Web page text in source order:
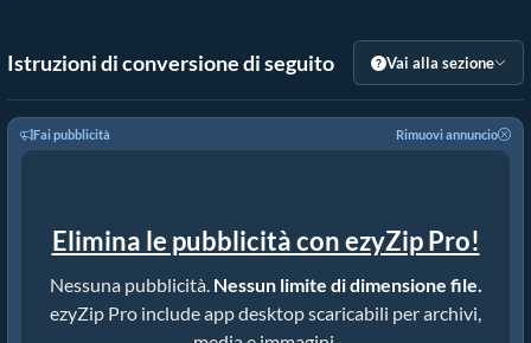
Istruzioni di conversione di seguito Vai alla sezione
Fai pubblicità Rimuovi annuncio
Elimina le pubblicità con ezyZip Pro!
Nessuna pubblicità. Nessun limite di dimensione file.
ezyZip Pro include app desktop scaricabili per archivi,